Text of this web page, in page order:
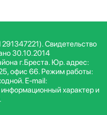
Свидетельство
30.10.2014
г.Бреста. Юр. адрес:
офис 66. Режим работы:
E-mail:
характер и